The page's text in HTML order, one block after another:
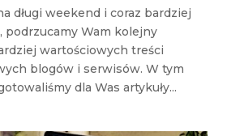
długi weekend i coraz bardziej
podrzucamy Wam kolejny
wartościowych treści
blogów i serwisów. W tym
dla Was artykuły...